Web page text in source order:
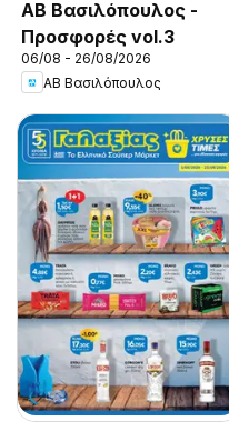
ΑΒ Βασιλόπουλος -
Προσφορές vol.3
06/08 - 26/08/2026
ΑΒ Βασιλόπουλος